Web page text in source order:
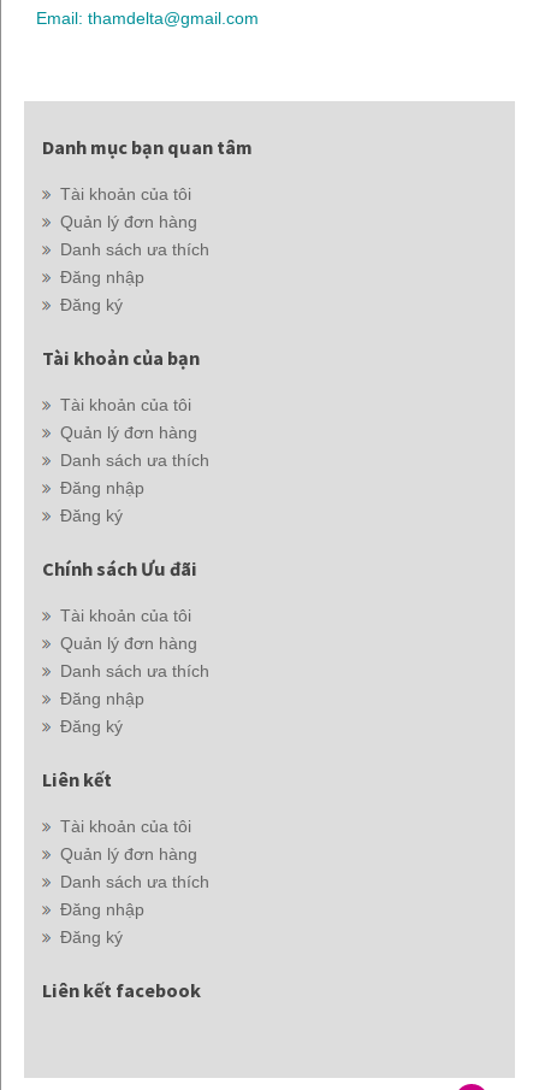
Email: thamdelta@gmail.com
Danh mục bạn quan tâm
Tài khoản của tôi
Quản lý đơn hàng
Danh sách ưa thích
Đăng nhập
Đăng ký
Tài khoản của bạn
Tài khoản của tôi
Quản lý đơn hàng
Danh sách ưa thích
Đăng nhập
Đăng ký
Chính sách Ưu đãi
Tài khoản của tôi
Quản lý đơn hàng
Danh sách ưa thích
Đăng nhập
Đăng ký
Liên kết
Tài khoản của tôi
Quản lý đơn hàng
Danh sách ưa thích
Đăng nhập
Đăng ký
Liên kết facebook